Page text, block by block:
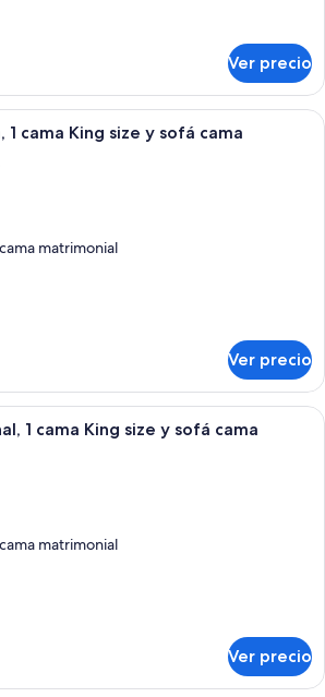
Ver precio
Habitación de hotel con una cama
cama King size y sofá cama
matrimonial
Ver precio
Habitación de hotel con una cama
1 cama King size y sofá cama
matrimonial
Ver precio